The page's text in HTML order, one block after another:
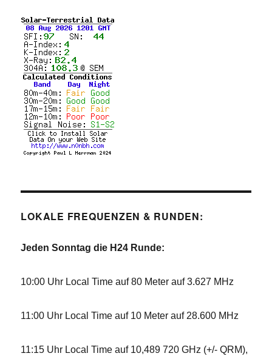
LOKALE FREQUENZEN & RUNDEN:
Jeden Sonntag die H24 Runde:
10:00 Uhr Local Time auf 80 Meter auf 3.627 MHz
11:00 Uhr Local Time auf 10 Meter auf 28.600 MHz
11:15 Uhr Local Time auf 10,489 720 GHz (+/- QRM),